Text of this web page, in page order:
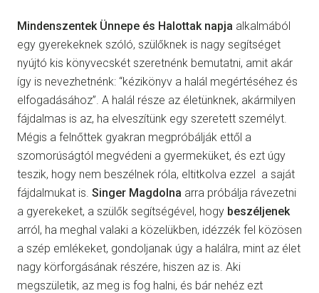
Mindenszentek Ünnepe és Halottak napja alkalmából
egy gyerekeknek szóló, szülőknek is nagy segítséget
nyújtó kis könyvecskét szeretnénk bemutatni, amit akár
így is nevezhetnénk: “kézikönyv a halál megértéséhez és
elfogadásához”. A halál része az életünknek, akármilyen
fájdalmas is az, ha elveszítünk egy szeretett személyt.
Mégis a felnőttek gyakran megpróbálják ettől a
szomorúságtól megvédeni a gyermeküket, és ezt úgy
teszik, hogy nem beszélnek róla, eltitkolva ezzel a saját
fájdalmukat is. Singer Magdolna arra próbálja rávezetni
a gyerekeket, a szülők segítségével, hogy beszéljenek
arról, ha meghal valaki a közelükben, idézzék fel közösen
a szép emlékeket, gondoljanak úgy a halálra, mint az élet
nagy körforgásának részére, hiszen az is. Aki
megszületik, az meg is fog halni, és bár nehéz ezt